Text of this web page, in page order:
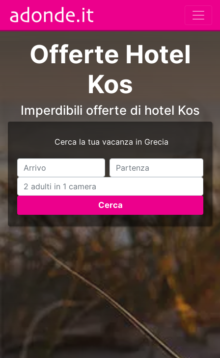
Offerte Hotel
Kos
Imperdibili offerte di hotel Kos
Cerca la tua vacanza in Grecia
Cerca